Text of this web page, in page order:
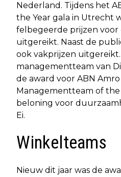
Nederland. Tijdens het
the Year gala in Utrecht
felbegeerde prijzen voor
uitgereikt. Naast de
ook vakprijzen
managementteam van
de award voor ABN Amro
Managementteam of the
beloning voor
Ei.
Winkelteams
Nieuw dit jaar was de